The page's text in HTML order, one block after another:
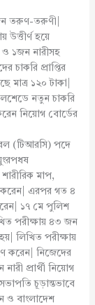
তরুণ-তরুণী|
উত্তীর্ণ হয়ে
১জন নারীসহ
চাকরি প্রাপ্তির
মাত্র ১২০ টাকা|
নতুন চাকরি
নিয়োগ বোর্ডের
(টিআরসি) পদে
মাপ,
করেন| এরপর গত ৪
১৭ মে পুলিশ
পরীক্ষায় ৪৩ জন
লিখিত পরীক্ষায়
করেন| নিজেদের
প্রার্থী নিয়োগ
চূড়ান্তভাবে
ও বাংলাদেশ